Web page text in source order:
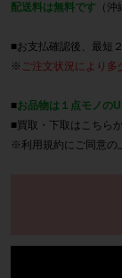
配送料は無料です （
■お支払確認後、最短
※ ご注文状況により多
■お品物は１点モノの
■買取・下取は こちら
※ 利用規約にご同意の